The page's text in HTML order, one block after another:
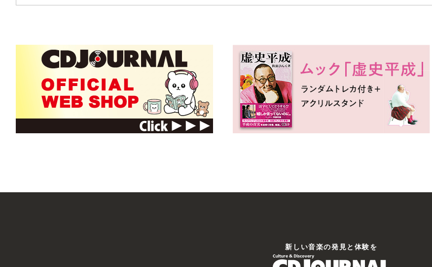
* The Choice Is Yours
* 2012Spark
出演：ポルノグラフィティ
* ユリーカ
日本のロック・バンド。メンバーは大木伸夫（vo,g）、佐藤雅俊（b）、浦山一悟（ds）の3名。1997年にライヴを
し、翌年に日本ゴールドディスク大賞を受賞。以降、コンスタン……
andymori
日本のロック・バンド。バンド名は芸術家のアンディ・ウォーホルと“メメント・モリ”との造語から。2007年秋
アルバム『andymori』を発表。以降、コンスタントに作……
新しい⾳楽の発⾒と体験を